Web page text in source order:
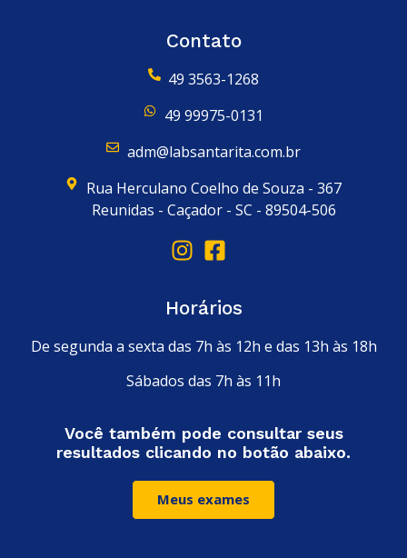
Contato
49 3563-1268
49 99975-0131
adm@labsantarita.com.br
Rua Herculano Coelho de Souza - 367
Reunidas - Caçador - SC - 89504-506
Horários
De segunda a sexta das 7h às 12h e das 13h às 18h
Sábados das 7h às 11h
Você também pode consultar seus
resultados clicando no botão abaixo.
Meus exames